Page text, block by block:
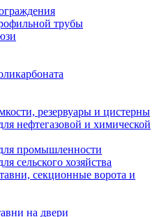
трубы
резервуары и цистерны
нефтегазовой и химической
промышленности
сельского хозяйства
секционные ворота и
на двери